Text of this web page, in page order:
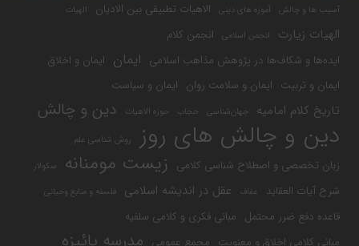
آسیب ها و چالش آموزه های دینی الاهیات تطبیقی بین الادیان الهیات
الهیات زیارت انجمن اسلامی
انجمن کلام
ایده‌ها و شکاف‌ها در پژوهش مذاهب اسلامی ایمان ایمان و اخلاق
ایمان و تربیت ایمان و سلامت روان ایمان و سیاست
تاریخ کلام امامیه جهان‌شناسی حجاب حوزه الاهیات دین و چالش
دین و چالش های روز روش شناسی علم
زبان تخصصی و اصطلاح شناسی کلامی زیست مومنانه سکولار
شرح آیات العقاید عفاف عقل در اندیشه اسلامی فلسفه و منابع وحیانی
قاعده دفع ضرر محتمل مبانی فکری و کلامی سلفیه